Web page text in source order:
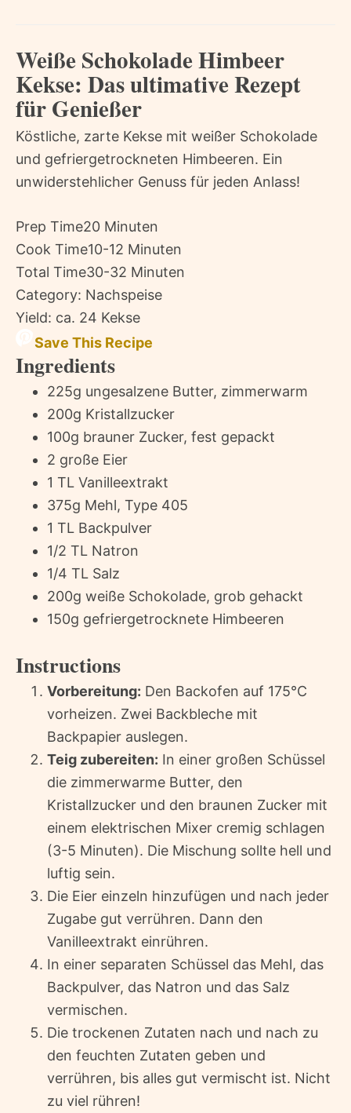
Weiße Schokolade Himbeer
Kekse: Das ultimative Rezept
für Genießer
Köstliche, zarte Kekse mit weißer Schokolade
und gefriergetrockneten Himbeeren. Ein
unwiderstehlicher Genuss für jeden Anlass!
Prep Time20 Minuten
Cook Time10-12 Minuten
Total Time30-32 Minuten
Category: Nachspeise
Yield: ca. 24 Kekse
Save This Recipe
Ingredients
225g ungesalzene Butter, zimmerwarm
200g Kristallzucker
100g brauner Zucker, fest gepackt
2 große Eier
1 TL Vanilleextrakt
375g Mehl, Type 405
1 TL Backpulver
1/2 TL Natron
1/4 TL Salz
200g weiße Schokolade, grob gehackt
150g gefriergetrocknete Himbeeren
Instructions
Vorbereitung: Den Backofen auf 175°C
vorheizen. Zwei Backbleche mit
Backpapier auslegen.
Teig zubereiten: In einer großen Schüssel
die zimmerwarme Butter, den
Kristallzucker und den braunen Zucker mit
einem elektrischen Mixer cremig schlagen
(3-5 Minuten). Die Mischung sollte hell und
luftig sein.
Die Eier einzeln hinzufügen und nach jeder
Zugabe gut verrühren. Dann den
Vanilleextrakt einrühren.
In einer separaten Schüssel das Mehl, das
Backpulver, das Natron und das Salz
vermischen.
Die trockenen Zutaten nach und nach zu
den feuchten Zutaten geben und
verrühren, bis alles gut vermischt ist. Nicht
zu viel rühren!